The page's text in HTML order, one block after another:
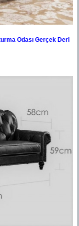
Odası Gerçek Deri